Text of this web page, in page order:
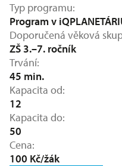
Typ programu
Program v
Doporučená věková
ZŠ 3.–7. ročník
Trvání
45 min.
Kapacita od
12
Kapacita do
50
Cena
100 Kč/žák